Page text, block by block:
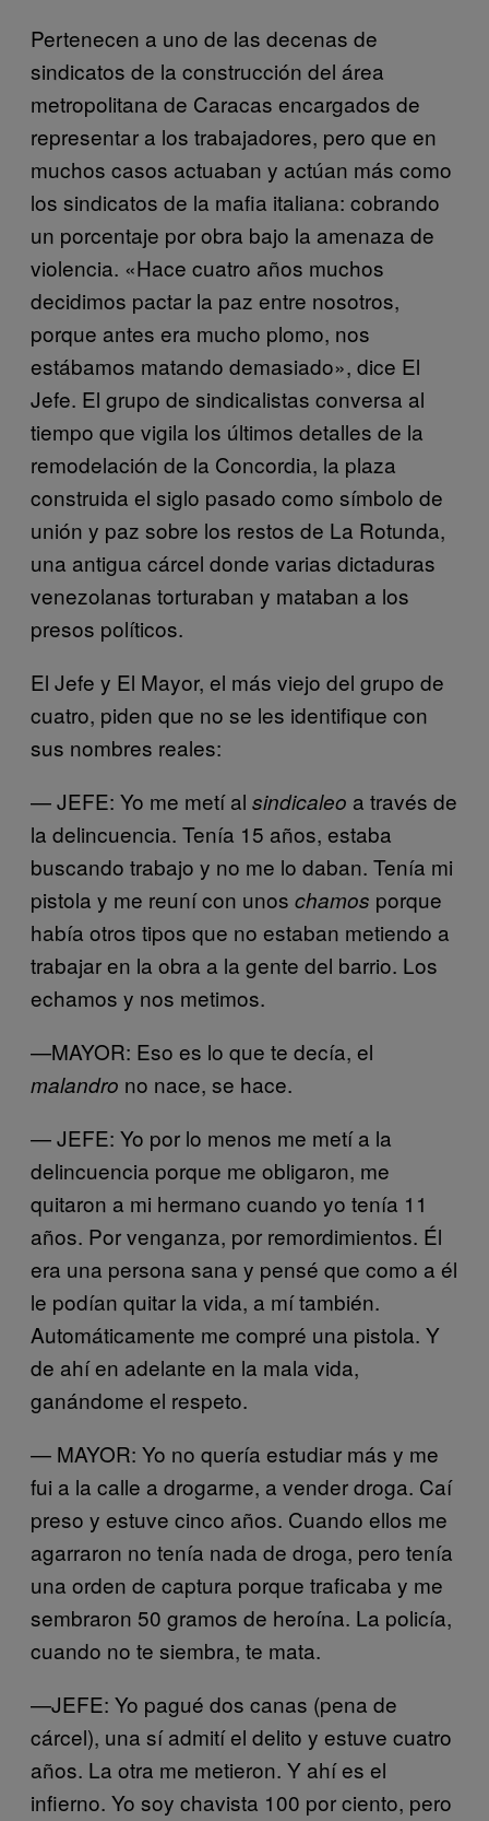
Pertenecen a uno de las decenas de
sindicatos de la construcción del área
metropolitana de Caracas encargados de
representar a los trabajadores, pero que en
muchos casos actuaban y actúan más como
los sindicatos de la mafia italiana: cobrando
un porcentaje por obra bajo la amenaza de
violencia. «Hace cuatro años muchos
decidimos pactar la paz entre nosotros,
porque antes era mucho plomo, nos
estábamos matando demasiado», dice El
Jefe. El grupo de sindicalistas conversa al
tiempo que vigila los últimos detalles de la
remodelación de la Concordia, la plaza
construida el siglo pasado como símbolo de
unión y paz sobre los restos de La Rotunda,
una antigua cárcel donde varias dictaduras
venezolanas torturaban y mataban a los
presos políticos.
El Jefe y El Mayor, el más viejo del grupo de
cuatro, piden que no se les identifique con
sus nombres reales:
— JEFE: Yo me metí al sindicaleo a través de
la delincuencia. Tenía 15 años, estaba
buscando trabajo y no me lo daban. Tenía mi
pistola y me reuní con unos chamos porque
había otros tipos que no estaban metiendo a
trabajar en la obra a la gente del barrio. Los
echamos y nos metimos.
—MAYOR: Eso es lo que te decía, el
malandro no nace, se hace.
— JEFE: Yo por lo menos me metí a la
delincuencia porque me obligaron, me
quitaron a mi hermano cuando yo tenía 11
años. Por venganza, por remordimientos. Él
era una persona sana y pensé que como a él
le podían quitar la vida, a mí también.
Automáticamente me compré una pistola. Y
de ahí en adelante en la mala vida,
ganándome el respeto.
— MAYOR: Yo no quería estudiar más y me
fui a la calle a drogarme, a vender droga. Caí
preso y estuve cinco años. Cuando ellos me
agarraron no tenía nada de droga, pero tenía
una orden de captura porque traficaba y me
sembraron 50 gramos de heroína. La policía,
cuando no te siembra, te mata.
—JEFE: Yo pagué dos canas (pena de
cárcel), una sí admití el delito y estuve cuatro
años. La otra me metieron. Y ahí es el
infierno. Yo soy chavista 100 por ciento, pero